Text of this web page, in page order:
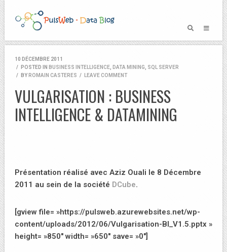
10 DÉCEMBRE 2011
/
POSTED IN BUSINESS INTELLIGENCE DATA MINING
SQL SERVER
/
BY ROMAIN CASTERES / LEAVE COMMENT
VULGARISATION : BUSINESS
INTELLIGENCE & DATAMINING
Présentation réalisé avec Aziz Ouali le 8 Décembre
2011 au sein de la société DCube.
[gview file= »https://pulsweb.azurewebsites.net/wp-
content/uploads/2012/06/Vulgarisation-BI_V1.5.pptx »
height= »850″ width= »650″ save= »0″]